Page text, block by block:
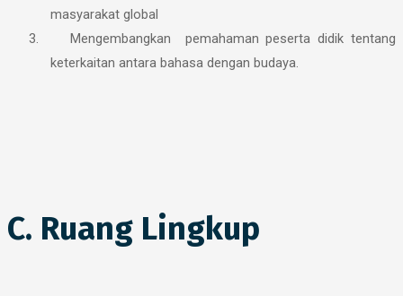
masyarakat global
3.
Mengembangkan pemahaman peserta didik tentang
keterkaitan antara bahasa dengan budaya.
C. Ruang Lingkup